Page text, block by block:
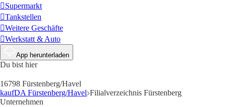
Supermarkt
Tankstellen
Weitere Geschäfte
Werkstatt & Auto
App herunterladen
Du bist hier
16798 Fürstenberg/Havel
kaufDA Fürstenberg/Havel Filialverzeichnis Fürstenberg
Unternehmen